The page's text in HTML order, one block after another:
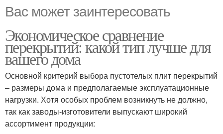
Вас может заинтересовать
Экономическое сравнение
перекрытий: какой тип лучше для
вашего дома
Основной критерий выбора пустотелых плит перекрытий
– размеры дома и предполагаемые эксплуатационные
нагрузки. Хотя особых проблем возникнуть не должно,
так как заводы-изготовители выпускают широкий
ассортимент продукции: